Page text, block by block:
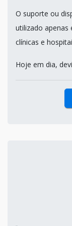
O suporte ou
utilizado apenas
clínicas e
Hoje em dia,